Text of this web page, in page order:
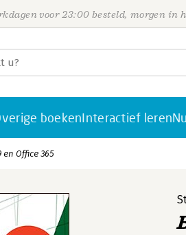
voor 23:00 besteld, morgen in
boekenInteractief leren
en Office 365